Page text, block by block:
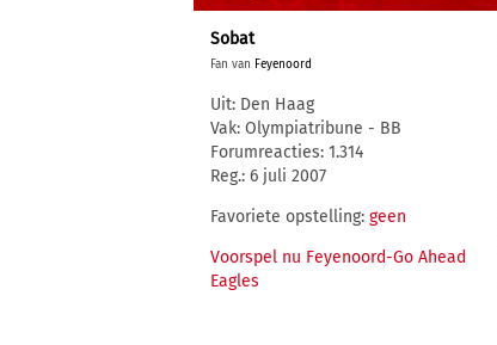
Sobat
Fan van Feyenoord
Uit: Den Haag
Vak: Olympiatribune - BB
Forumreacties: 1.314
Reg.: 6 juli 2007
Favoriete opstelling: geen
Voorspel nu Feyenoord-Go Ahead
Eagles